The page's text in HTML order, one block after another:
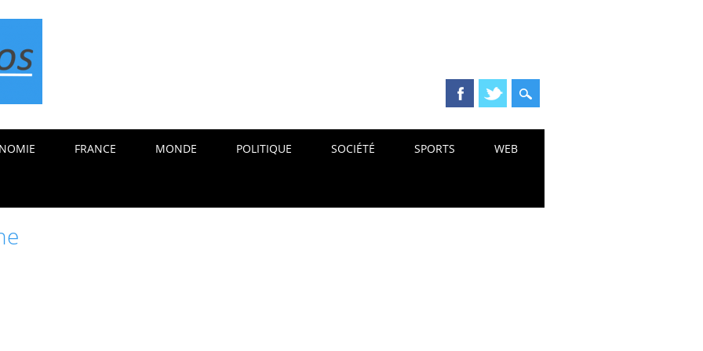
FRANCE MONDE POLITIQUE SOCIÉTÉ SPORTS WEB